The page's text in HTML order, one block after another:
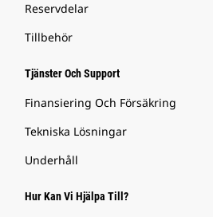
Reservdelar
Tillbehör
Tjänster Och Support
Finansiering Och Försäkring
Tekniska Lösningar
Underhåll
Hur Kan Vi Hjälpa Till?